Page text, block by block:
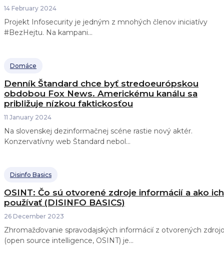
14 February 2024
Projekt Infosecurity je jedným z mnohých členov iniciatívy
#BezHejtu. Na kampani...
Domáce
Denník Štandard chce byť stredoeurópskou
obdobou Fox News. Americkému kanálu sa
približuje nízkou faktickosťou
11 January 2024
Na slovenskej dezinformačnej scéne rastie nový aktér.
Konzervatívny web Štandard nebol...
Disinfo Basics
OSINT: Čo sú otvorené zdroje informácií a ako ich
používať (DISINFO BASICS)
26 December 2023
Zhromažďovanie spravodajských informácií z otvorených
(open source intelligence, OSINT) je...